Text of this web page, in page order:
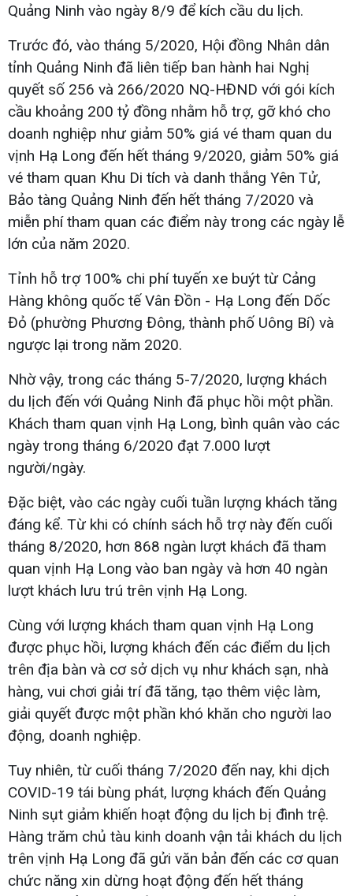
Quảng Ninh vào ngày 8/9 để kích cầu du lịch.
Trước đó, vào tháng 5/2020, Hội đồng Nhân dân
tỉnh Quảng Ninh đã liên tiếp ban hành hai Nghị
quyết số 256 và 266/2020 NQ-HĐND với gói kích
cầu khoảng 200 tỷ đồng nhằm hỗ trợ, gỡ khó cho
doanh nghiệp như giảm 50% giá vé tham quan du
vịnh Hạ Long đến hết tháng 9/2020, giảm 50% giá
vé tham quan Khu Di tích và danh thắng Yên Tử,
Bảo tàng Quảng Ninh đến hết tháng 7/2020 và
miễn phí tham quan các điểm này trong các ngày lễ
lớn của năm 2020.
Tỉnh hỗ trợ 100% chi phí tuyến xe buýt từ Cảng
Hàng không quốc tế Vân Đồn - Hạ Long đến Dốc
Đỏ (phường Phương Đông, thành phố Uông Bí) và
ngược lại trong năm 2020.
Nhờ vậy, trong các tháng 5-7/2020, lượng khách
du lịch đến với Quảng Ninh đã phục hồi một phần.
Khách tham quan vịnh Hạ Long, bình quân vào các
ngày trong tháng 6/2020 đạt 7.000 lượt
người/ngày.
Đặc biệt, vào các ngày cuối tuần lượng khách tăng
đáng kể. Từ khi có chính sách hỗ trợ này đến cuối
tháng 8/2020, hơn 868 ngàn lượt khách đã tham
quan vịnh Hạ Long vào ban ngày và hơn 40 ngàn
lượt khách lưu trú trên vịnh Hạ Long.
Cùng với lượng khách tham quan vịnh Hạ Long
được phục hồi, lượng khách đến các điểm du lịch
trên địa bàn và cơ sở dịch vụ như khách sạn, nhà
hàng, vui chơi giải trí đã tăng, tạo thêm việc làm,
giải quyết được một phần khó khăn cho người lao
động, doanh nghiệp.
Tuy nhiên, từ cuối tháng 7/2020 đến nay, khi dịch
COVID-19 tái bùng phát, lượng khách đến Quảng
Ninh sụt giảm khiến hoạt động du lịch bị đình trệ.
Hàng trăm chủ tàu kinh doanh vận tải khách du lịch
trên vịnh Hạ Long đã gửi văn bản đến các cơ quan
chức năng xin dừng hoạt động đến hết tháng